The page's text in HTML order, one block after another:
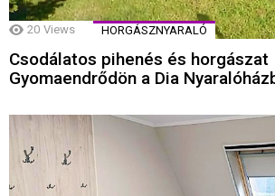
20 Views HORGÁSZNYARALÓ
Csodálatos pihenés és horgászat
Gyomaendrődön a Dia